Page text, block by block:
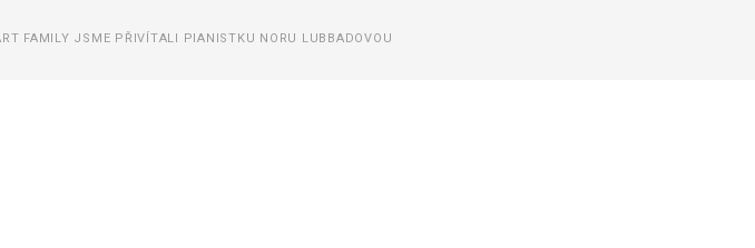
FAMILY JSME PŘIVÍTALI PIANISTKU NORU LUBBADOVOU